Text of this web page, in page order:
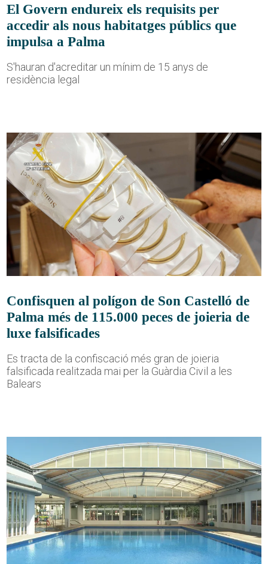
El Govern endureix els requisits per
accedir als nous habitatges públics que
impulsa a Palma
S'hauran d'acreditar un mínim de 15 anys de
residència legal
Confisquen al polígon de Son Castelló de
Palma més de 115.000 peces de joieria de
luxe falsificades
Es tracta de la confiscació més gran de joieria
falsificada realitzada mai per la Guàrdia Civil a les
Balears